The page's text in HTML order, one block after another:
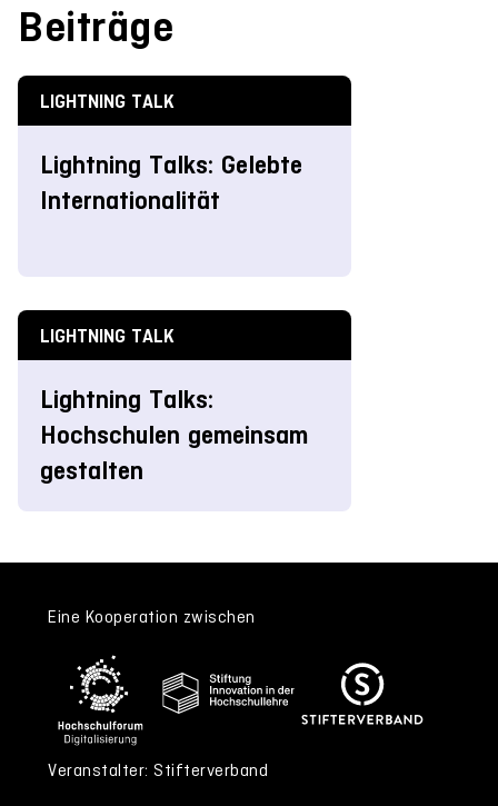
Beiträge
LIGHTNING TALK
Lightning Talks: Gelebte
Internationalität
LIGHTNING TALK
Lightning Talks:
Hochschulen gemeinsam
gestalten
Eine Kooperation zwischen
Veranstalter: Stifterverband